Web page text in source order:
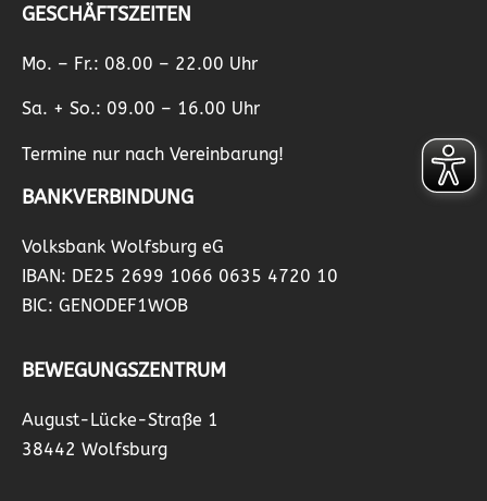
GESCHÄFTSZEITEN
Mo. – Fr.: 08.00 – 22.00 Uhr
Sa. + So.: 09.00 – 16.00 Uhr
Termine nur nach Vereinbarung!
BANKVERBINDUNG
Volksbank Wolfsburg eG
IBAN: DE25 2699 1066 0635 4720 10
BIC: GENODEF1WOB
BEWEGUNGSZENTRUM
August-Lücke-Straße 1
38442 Wolfsburg